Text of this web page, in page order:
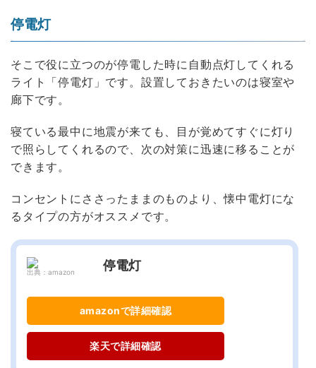
停電灯
そこで役に立つのが停電した時に自動点灯してくれる
ライト「停電灯」です。設置しておきたいのは寝室や
廊下です。
寝ている最中に地震が来ても、目が覚めてすぐに灯り
で照らしてくれるので、次の対策に迅速に移ることが
できます。
コンセントにささったままのものより、懐中電灯にな
るタイプの方がオススメです。
出典：amazon 停電灯
amazonで詳細確認
楽天で詳細確認